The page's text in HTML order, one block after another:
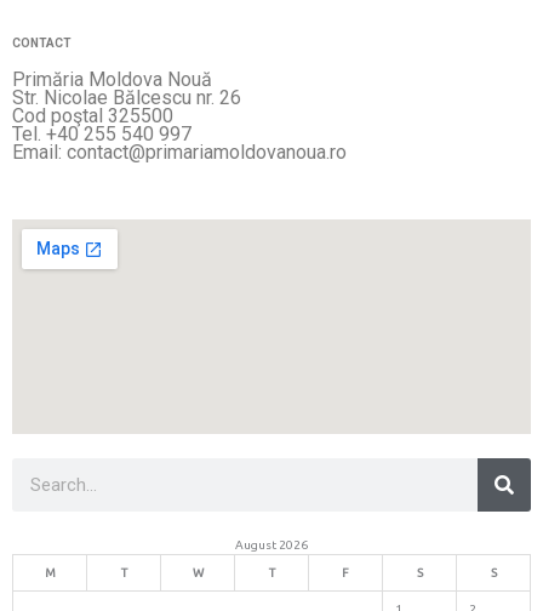
CONTACT
Primăria Moldova Nouă
Str. Nicolae Bălcescu nr. 26
Cod poştal 325500
Tel. +40 255 540 997
Email: contact@primariamoldovanoua.ro
August 2026
M T W T F S S